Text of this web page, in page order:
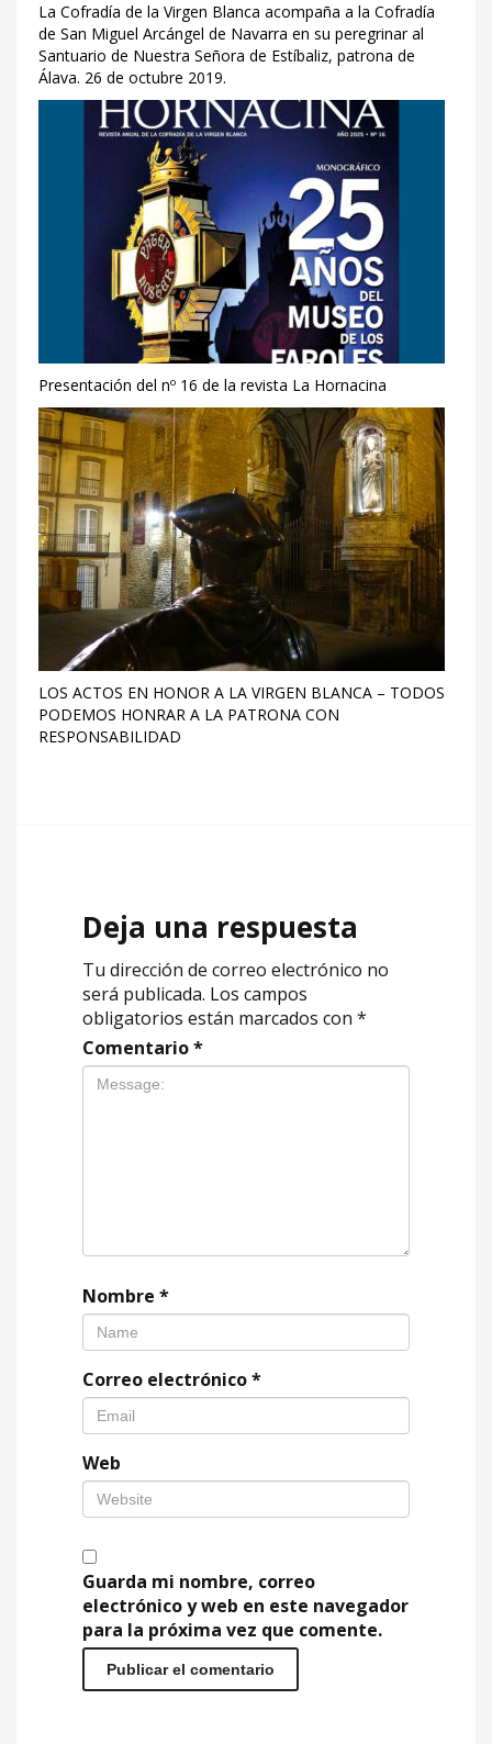
La Cofradía de la Virgen Blanca acompaña a la Cofradía
de San Miguel Arcángel de Navarra en su peregrinar al
Santuario de Nuestra Señora de Estíbaliz, patrona de
Álava. 26 de octubre 2019.
Presentación del nº 16 de la revista La Hornacina
LOS ACTOS EN HONOR A LA VIRGEN BLANCA – TODOS
PODEMOS HONRAR A LA PATRONA CON
RESPONSABILIDAD
Deja una respuesta
Tu dirección de correo electrónico no
será publicada. Los campos
obligatorios están marcados con *
Comentario*
Nombre *
Correo electrónico*
Web
Guarda mi nombre, correo
electrónico y web en este navegador
para la próxima vez que comente.